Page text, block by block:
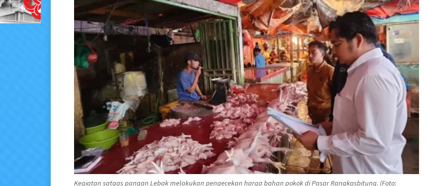
Kegiatan satgas pangan Lebak melakukan pengecekan harga bahan pokok di Pasar Rangkasbitung. (Foto: